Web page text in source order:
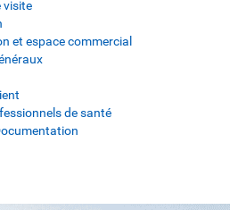
visite
et espace commercial
de santé